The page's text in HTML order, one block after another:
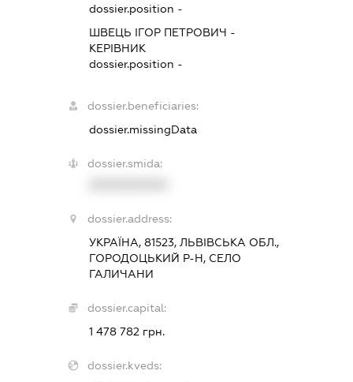
dossier.position -
ШВЕЦЬ ІГОР ПЕТРОВИЧ -
КЕРІВНИК
dossier.position -
dossier.beneficiaries:
dossier.missingData
dossier.smida:
dossier.address:
УКРАЇНА, 81523, ЛЬВІВСЬКА ОБЛ.,
ГОРОДОЦЬКИЙ Р-Н, СЕЛО
ГАЛИЧАНИ
dossier.capital:
1 478 782 грн.
dossier.kveds: